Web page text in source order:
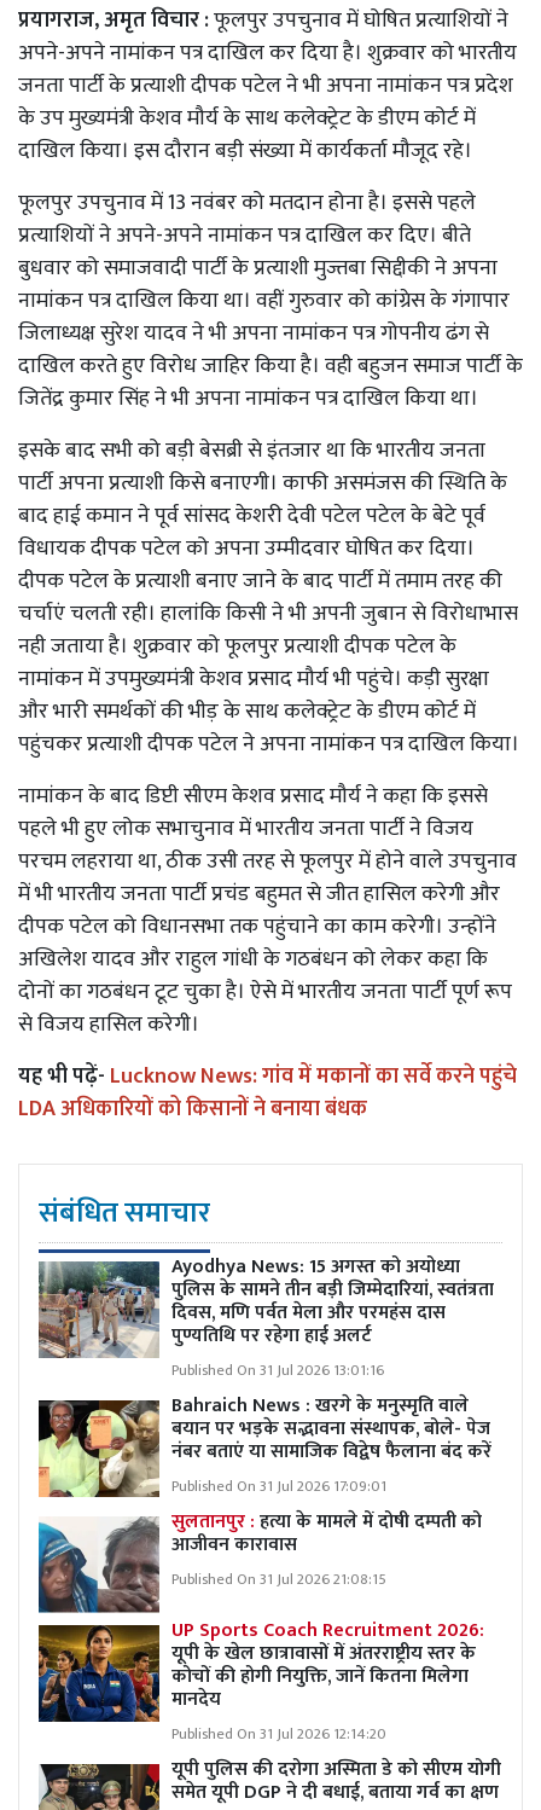
प्रयागराज, अमृत विचार :फूलपुर उपचुनाव में घोषित प्रत्याशियों ने
अपने-अपने नामांकन पत्र दाखिल कर दिया है। शुक्रवार को भारतीय
जनता पार्टी के प्रत्याशी दीपक पटेल ने भी अपना नामांकन पत्र प्रदेश
के उप मुख्यमंत्री केशव मौर्य के साथ कलेक्ट्रेट के डीएम कोर्ट में
दाखिल किया। इस दौरान बड़ी संख्या में कार्यकर्ता मौजूद रहे।
फूलपुर उपचुनाव में 13 नवंबर को मतदान होना है। इससे पहले
प्रत्याशियों ने अपने-अपने नामांकन पत्र दाखिल कर दिए। बीते
बुधवार को समाजवादी पार्टी के प्रत्याशी मुज्तबा सिद्दीकी ने अपना
नामांकन पत्र दाखिल किया था। वहीं गुरुवार को कांग्रेस के गंगापार
जिलाध्यक्ष सुरेश यादव ने भी अपना नामांकन पत्र गोपनीय ढंग से
दाखिल करते हुए विरोध जाहिर किया है। वही बहुजन समाज पार्टी के
जितेंद्र कुमार सिंह ने भी अपना नामांकन पत्र दाखिल किया था।
इसके बाद सभी को बड़ी बेसब्री से इंतजार था कि भारतीय जनता
पार्टी अपना प्रत्याशी किसे बनाएगी। काफी असमंजस की स्थिति के
बाद हाई कमान ने पूर्व सांसद केशरी देवी पटेल पटेल के बेटे पूर्व
विधायक दीपक पटेल को अपना उम्मीदवार घोषित कर दिया।
दीपक पटेल के प्रत्याशी बनाए जाने के बाद पार्टी में तमाम तरह की
चर्चाएं चलती रही। हालांकि किसी ने भी अपनी जुबान से विरोधाभास
नही जताया है। शुक्रवार को फूलपुर प्रत्याशी दीपक पटेल के
नामांकन में उपमुख्यमंत्री केशव प्रसाद मौर्य भी पहुंचे। कड़ी सुरक्षा
और भारी समर्थकों की भीड़ के साथ कलेक्ट्रेट के डीएम कोर्ट में
पहुंचकर प्रत्याशी दीपक पटेल ने अपना नामांकन पत्र दाखिल किया।
नामांकन के बाद डिप्टी सीएम केशव प्रसाद मौर्य ने कहा कि इससे
पहले भी हुए लोक सभाचुनाव में भारतीय जनता पार्टी ने विजय
परचम लहराया था, ठीक उसी तरह से फूलपुर में होने वाले उपचुनाव
में भी भारतीय जनता पार्टी प्रचंड बहुमत से जीत हासिल करेगी और
दीपक पटेल को विधानसभा तक पहुंचाने का काम करेगी। उन्होंने
अखिलेश यादव और राहुल गांधी के गठबंधन को लेकर कहा कि
दोनों का गठबंधन टूट चुका है। ऐसे में भारतीय जनता पार्टी पूर्ण रूप
से विजय हासिल करेगी।
यह भी पढ़ें- Lucknow News: गांव में मकानों का सर्वे करने पहुंचे
LDA अधिकारियों को किसानों ने बनाया बंधक
संबंधित समाचार
Ayodhya News: 15 अगस्त को अयोध्या
पुलिस के सामने तीन बड़ी जिम्मेदारियां, स्वतंत्रता
दिवस, मणि पर्वत मेला और परमहंस दास
पुण्यतिथि पर रहेगा हाई अलर्ट
Published On 31 Jul 2026 13:01:16
Bahraich News : खरगे के मनुस्मृति वाले
बयान पर भड़के सद्भावना संस्थापक, बोले- पेज
नंबर बताएं या सामाजिक विद्वेष फैलाना बंद करें
Published On 31 Jul 2026 17:09:01
सुलतानपुर :हत्या के मामले में दोषी दम्पती को
आजीवन कारावास
Published On 31 Jul 2026 21:08:15
UP Sports Coach Recruitment 2026:
यूपी के खेल छात्रावासों में अंतरराष्ट्रीय स्तर के
कोचों की होगी नियुक्ति, जानें कितना मिलेगा
मानदेय
Published On 31 Jul 2026 12:14:20
यूपी पुलिस की दरोगा अस्मिता डे को सीएम योगी
समेत यूपी DGP ने दी बधाई, बताया गर्व का क्षण